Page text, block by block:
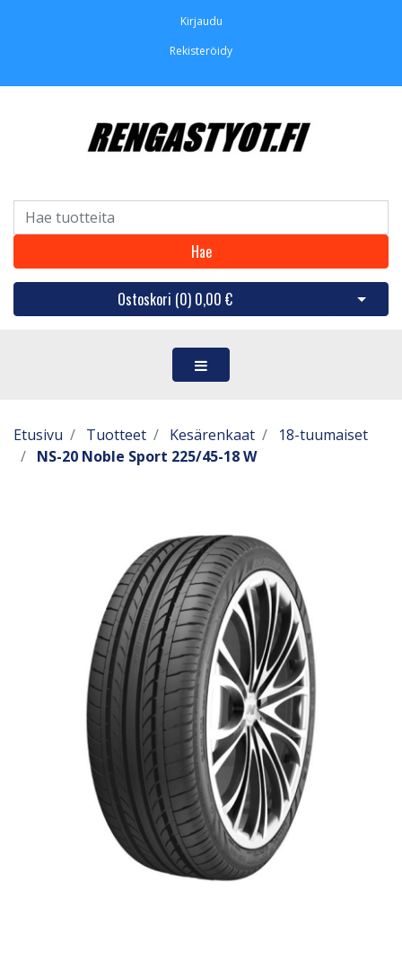
Kirjaudu
Rekisteröidy
Hae
Ostoskori (0) 0,00 € Avaa
Etusivu Tuotteet Kesärenkaat
18-tuumaiset
NS-20 Noble Sport 225/45-18 W